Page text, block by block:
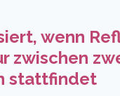
wenn
zwischen
stattfindet